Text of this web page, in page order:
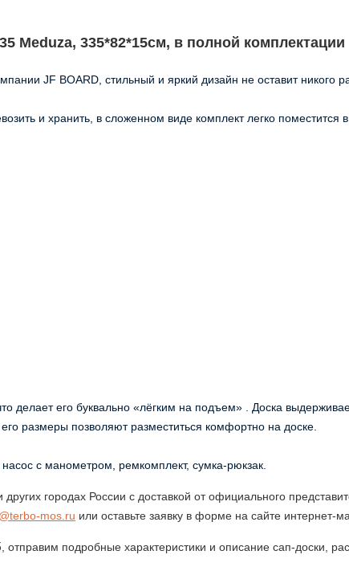
Meduza, 335*82*15см, в полной комплектации
JF BOARD, стильный и яркий дизайн не оставит никого
и хранить, в сложенном виде комплект легко поместится
делает его буквально «лёгким на подъем» . Доска
размеры позволяют разместиться комфортно на доске.
с манометром, ремкомплект, сумка-рюкзaк.
городах России с доставкой от официального
terbo-mos ru или оставьте заявку в форме на сайте интернет-
, отправим подробные характеристики и описание сап-доски,